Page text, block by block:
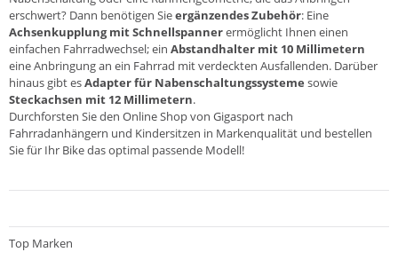
erschwert? Dann benötigen Sieergänzendes Zubehör: Eine
Achsenkupplung mit Schnellspannerermöglicht Ihnen einen
einfachen Fahrradwechsel; ein Abstandhalter mit 10 Millimetern
eine Anbringung an ein Fahrrad mit verdeckten Ausfallenden. Darüber
hinaus gibt esAdapter für Nabenschaltungssysteme sowie
Steckachsen mit 12 Millimetern.
Durchforsten Sie den Online Shop von Gigasport nach
Fahrradanhängern und Kindersitzen in Markenqualität und bestellen
Sie für Ihr Bike das optimal passende Modell!
Top Marken